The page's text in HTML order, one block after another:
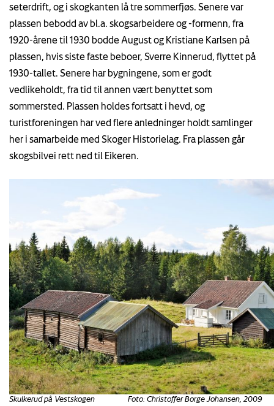
seterdrift, og i skogkanten lå tre sommerfjøs. Senere var
plassen bebodd av bl.a. skogsarbeidere og -formenn, fra
1920-årene til 1930 bodde August og Kristiane Karlsen på
plassen, hvis siste faste beboer, Sverre Kinnerud, flyttet på
1930-tallet. Senere har bygningene, som er godt
vedlikeholdt, fra tid til annen vært benyttet som
sommersted. Plassen holdes fortsatt i hevd, og
turistforeningen har ved flere anledninger holdt samlinger
her i samarbeide med Skoger Historielag. Fra plassen går
skogsbilvei rett ned til Eikeren.
Skulkerud på Vestskogen Foto: Christoffer Borge Johansen, 2009